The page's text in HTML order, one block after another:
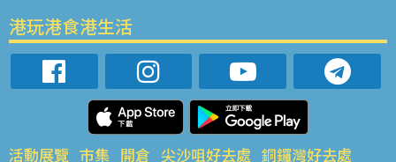
港玩港食港生活
活動展覽 市集 開倉 尖沙咀好去處 銅鑼灣好去處